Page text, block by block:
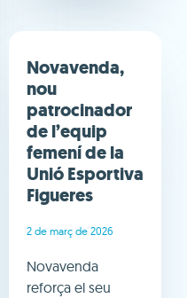
Novavenda,
nou
patrocinador
de l’equip
femení de la
Unió Esportiva
Figueres
2 de març de 2026
Novavenda
reforça el seu